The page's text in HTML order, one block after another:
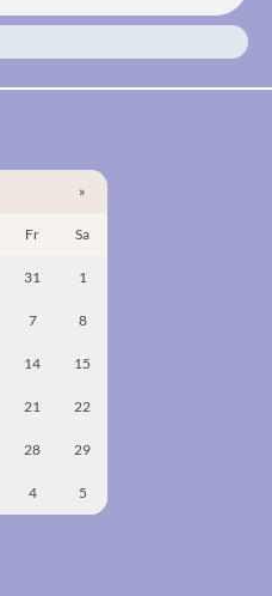
»
Fr Sa
31 1
7 8
14 15
21 22
28 29
4 5